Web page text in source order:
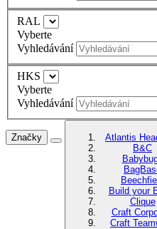
RAL
Vyberte
Vyhledávání
HKS
Vyberte
Vyhledávání
Značky
Atlantis
B&C
Build your
Clique
Craft
Craft